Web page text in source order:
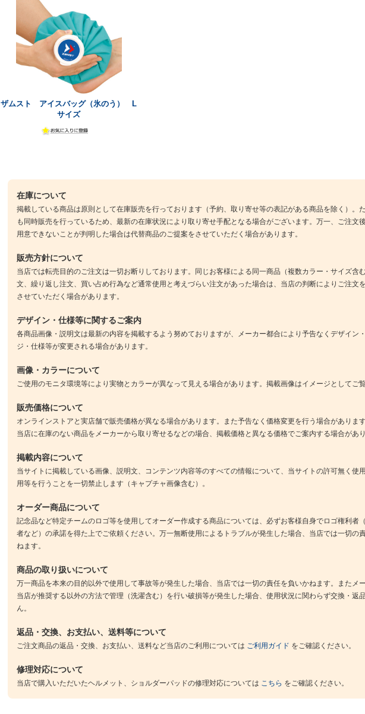
ザムスト アイスバッグ（氷のう） L
サイズ
在庫について
掲載している商品は原則として在庫販売を行っております（予約、取り寄せ等の表記がある商品を除く）。
も同時販売を行っているため、最新の在庫状況により取り寄せ手配となる場合がございます。万一、ご注文
用意できないことが判明した場合は代替商品のご提案をさせていただく場合があります。
販売方針について
当店では転売目的のご注文は一切お断りしております。同じお客様による同一商品（複数カラー・サイズ含
文、繰り返し注文、買い占め行為など通常使用と考えづらい注文があった場合は、当店の判断によりご注文
させていただく場合があります。
デザイン・仕様等に関するご案内
各商品画像・説明文は最新の内容を掲載するよう努めておりますが、メーカー都合により予告なくデザイン
ジ・仕様等が変更される場合があります。
画像・カラーについて
ご使用のモニタ環境等により実物とカラーが異なって見える場合があります。掲載画像はイメージとしてご覧
販売価格について
オンラインストアと実店舗で販売価格が異なる場合があります。また予告なく価格変更を行う場合があります
当店に在庫のない商品をメーカーから取り寄せるなどの場合、掲載価格と異なる価格でご案内する場合があり
掲載内容について
当サイトに掲載している画像、説明文、コンテンツ内容等のすべての情報について、当サイトの許可無く使用
用等を行うことを一切禁止します（キャプチャ画像含む）。
オーダー商品について
記念品など特定チームのロゴ等を使用してオーダー作成する商品については、必ずお客様自身でロゴ権利者
者など）の承諾を得た上でご依頼ください。万一無断使用によるトラブルが発生した場合、当店では一切の
ねます。
商品の取り扱いについて
万一商品を本来の目的以外で使用して事故等が発生した場合、当店では一切の責任を負いかねます。またメ
当店が推奨する以外の方法で管理（洗濯含む）を行い破損等が発生した場合、使用状況に関わらず交換・返
ん。
返品・交換、お支払い、送料等について
ご注文商品の返品・交換、お支払い、送料など当店のご利用については ご利用ガイド をご確認ください。
修理対応について
当店で購入いただいたヘルメット、ショルダーパッドの修理対応については こちら をご確認ください。